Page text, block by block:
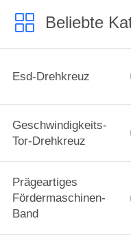
Beliebte
Esd-Drehkreuz
Geschwindigkeits-
Tor-Drehkreuz
Prägeartiges
Fördermaschinen-
Band